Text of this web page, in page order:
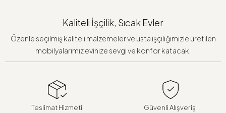
Kaliteli İşçilik, Sıcak Evler
Özenle seçilmiş kaliteli malzemeler ve usta işçiliğimizle üretilen
mobilyalarımız evinize sevgi ve konfor katacak.
Teslimat Hizmeti Güvenli Alışveriş